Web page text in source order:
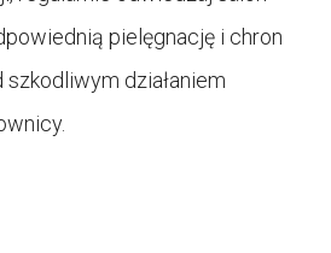
pielęgnację i chron
działaniem